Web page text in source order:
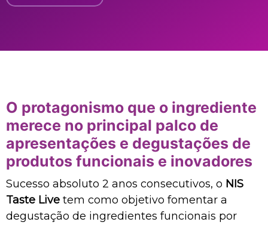
O protagonismo que o ingrediente
merece no principal palco de
apresentações e degustações de
produtos funcionais e inovadores​
Sucesso absoluto 2 anos consecutivos, o NIS
Taste Live tem como objetivo fomentar a
degustação de ingredientes funcionais por